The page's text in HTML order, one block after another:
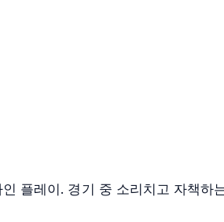
플레이. 경기 중 소리치고 자책